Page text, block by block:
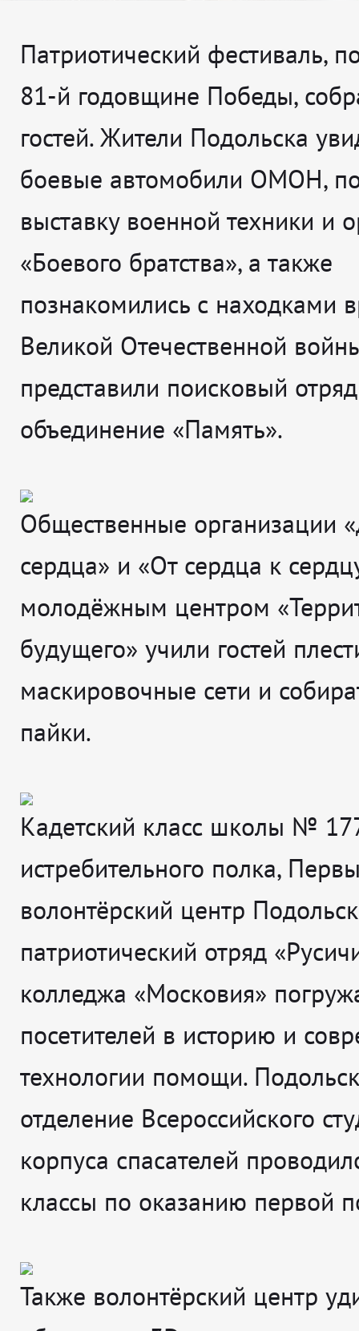
Патриотический фестиваль,
81-й годовщине Победы,
гостей. Жители Подольска
боевые автомобили ОМОН,
выставку военной техники и
«Боевого братства», а также
познакомились с находками
Великой Отечественной
представили поисковый
объединение «Память».
Общественные организации
сердца» и «От сердца к
молодёжным центром
будущего» учили гостей
маскировочные сети и
пайки.
Кадетский класс школы №
истребительного полка,
волонтёрский центр
патриотический отряд
колледжа «Московия»
посетителей в историю и
технологии помощи.
отделение Всероссийского
корпуса спасателей
классы по оказанию первой
Также волонтёрский центр